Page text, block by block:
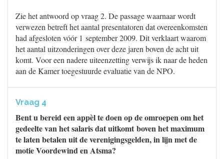
Zie het antwoord op vraag 2. De passage waarnaar wordt
verwezen betreft het aantal presentatoren dat overeenkomsten
had afgesloten vóór 1 september 2009. Dit verklaart waarom
het aantal uitzonderingen over deze jaren boven de acht uit
komt. Voor een nadere uiteenzetting verwijs ik naar de heden
aan de Kamer toegestuurde evaluatie van de NPO.
Vraag 4
Bent u bereid een appèl te doen op de omroepen om het
gedeelte van het salaris dat uitkomt boven het maximum
te laten betalen uit de verenigingsgelden, in lijn met de
motie Voordewind en Atsma?